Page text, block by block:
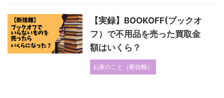
【実録】BOOKOFF(ブックオ
フ）で不用品を売った買取金
額はいくら？
お家のこと（断捨離）